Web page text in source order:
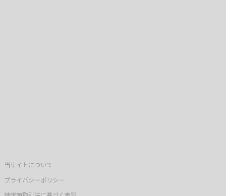
当サイトについて
プライバシーポリシー